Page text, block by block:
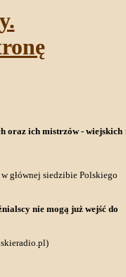
ich mistrzów -
w głównej siedzibie Polskiego
nie mogą już wejść do